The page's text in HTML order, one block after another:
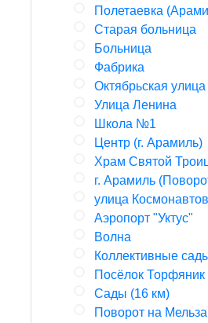
Полетаевка
Старая больница
Больница
Фабрика
Октябрьская улица
Улица Ленина
Школа №1
Центр (г. Арамиль)
Храм Святой
г. Арамиль
улица
Аэропорт "Уктус"
Волна
Коллективные
Посёлок Торфяник
Сады (16 км)
Поворот на